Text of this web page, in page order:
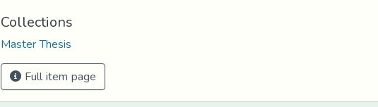
Collections
Master Thesis
Full item page